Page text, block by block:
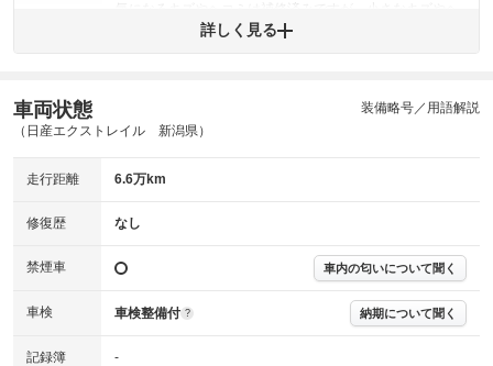
コミが残っています。
(内装状態)
機関 主要機関に不具合はありません。
修復歴 詳細は鑑定書をご確認ください。
※グー鑑定は保証サービスではございません。購入時は必ず現車をご確認
※実際にお渡しするコンディションチェックシートにつきましては、形式
※グー鑑定の評価はあくまでも記載している鑑定日の鑑定結果となりま
す。車両情報等の詳細は各販売店へお問い合わせ下さい。
詳しく見る
車両状態
（日産エクストレイル 新潟県）
装備略号／用語解説
走行距離 6.6万km
修復歴 なし
禁煙車 車内の匂いについて聞く
車検 車検整備付 ? 納期について聞く
記録簿 -